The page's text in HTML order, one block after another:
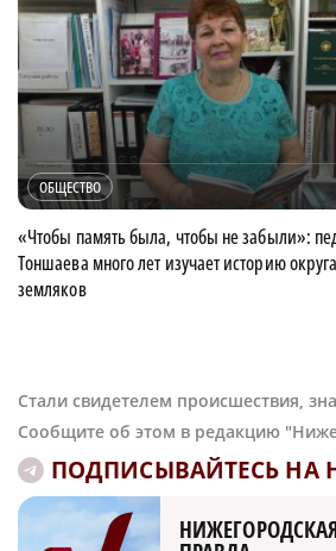
ОБЩЕСТВО
«Чтобы память была, чтобы не забыли»:
Тоншаева много лет изучает историю
земляков
Стали свидетелем происшествия,
Сообщите об этом в редакцию
ПОДПИСЫВАЙТЕСЬ НА